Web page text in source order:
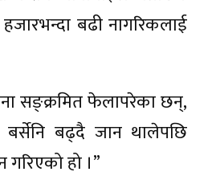
बढी नागरिकलाई
सङ्क्रमित फेलापरेका छन्,
बढ्दै जान थालेपछि
गरिएको हो ।”